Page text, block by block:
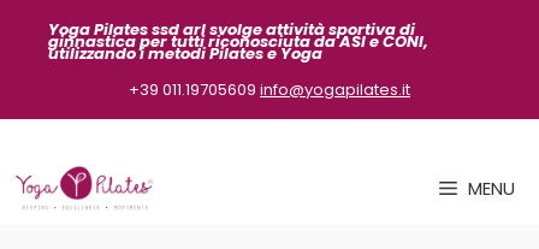
Yoga Pilates ssd arl svolge attività sportivadi
ginnastica per tutti riconosciuta da ASIe CONI,
utilizzando i metodi Pilates e Yoga
+39 011.19705609 info@yogapilates.it
MENU